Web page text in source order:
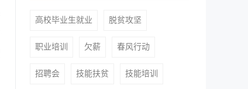
高校毕业生就业 脱贫攻坚
职业培训 欠薪 春风行动
招聘会 技能扶贫 技能培训